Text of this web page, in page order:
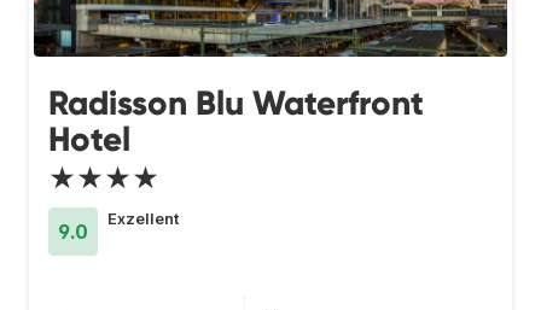
Radisson Blu Waterfront
Hotel
★★★★
9.0
Exzellent